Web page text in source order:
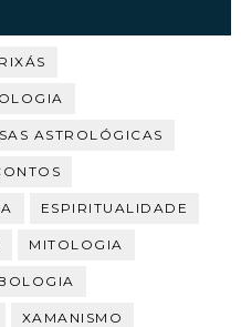
ASTROLÓGICAS
ESPIRITUALIDADE
MITOLOGIA
XAMANISMO